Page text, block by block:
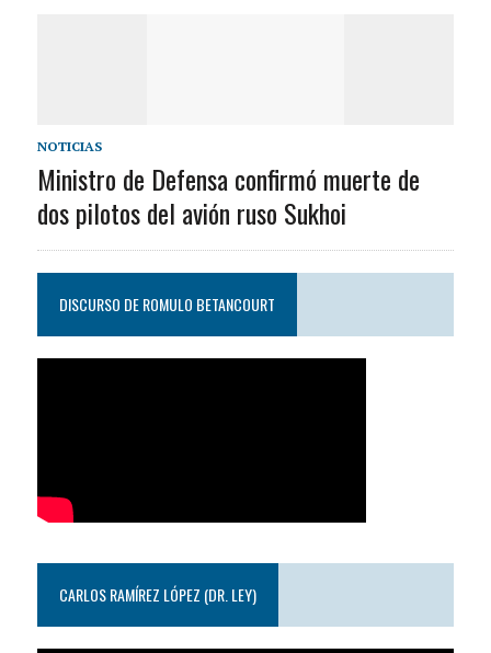
NOTICIAS
Ministro de Defensa confirmó muerte de
dos pilotos del avión ruso Sukhoi
DISCURSO DE ROMULO BETANCOURT
CARLOS RAMÍREZ LÓPEZ (DR. LEY)